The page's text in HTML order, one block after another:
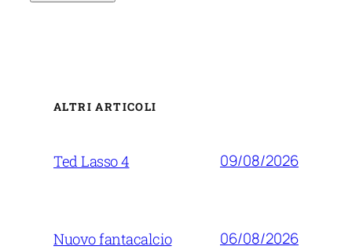
ALTRI ARTICOLI
Ted Lasso 4 09/08/2026
Nuovo fantacalcio 06/08/2026